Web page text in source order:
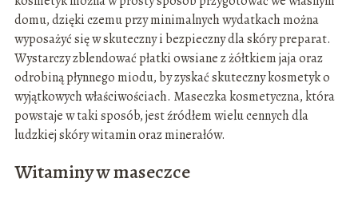
domu, dzięki czemu przy minimalnych wydatkach można
wyposażyć się w skuteczny i bezpieczny dla skóry preparat.
Wystarczy zblendować płatki owsiane z żółtkiem jaja oraz
odrobiną płynnego miodu, by zyskać skuteczny kosmetyk o
wyjątkowych właściwościach. Maseczka kosmetyczna, która
powstaje w taki sposób, jest źródłem wielu cennych dla
ludzkiej skóry witamin oraz minerałów.
Witaminy w maseczce